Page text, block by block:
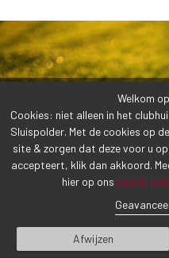
Welkom
Cookies: niet alleen in het
Sluispolder. Met de cookies op
site & zorgen dat deze voor u
accepteert, klik dan akkoord.
hier op ons cookie
Afwijzen